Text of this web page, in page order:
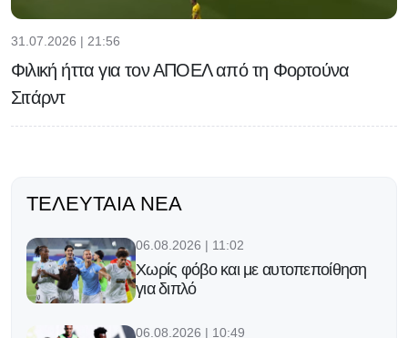
31.07.2026 | 21:56
Φιλική ήττα για τον ΑΠΟΕΛ από τη Φορτούνα
Σιτάρντ
ΤΕΛΕΥΤΑΊΑ ΝΈΑ
06.08.2026 | 11:02
Χωρίς φόβο και με αυτοπεποίθηση
για διπλό
06.08.2026 | 10:49